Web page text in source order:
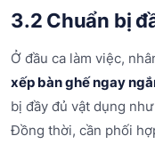
3.2 Chuẩn bị
Ở đầu ca làm việc,
xếp bàn ghế ngay
bị đầy đủ vật dụng
Đồng thời, cần phối